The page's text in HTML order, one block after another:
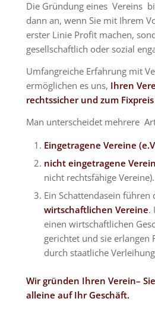
Die Gründung eines Vereins
dann an, wenn Sie mit Ihrem
erster Linie Profit machen,
gesellschaftlich oder sozial
Umfangreiche Erfahrung mit
ermöglichen es uns, Ihren
rechtssicher und zum
Man unterscheidet mehrere
Eingetragene Vereine
nicht eingetragene
nicht rechtsfähige Vereine).
Ein Schattendasein führen
wirtschaftlichen Vereine.
einen wirtschaftlichen
gerichtet und sie erlangen
durch staatliche
Wir gründen Ihren Verein–
alleine auf Ihr Geschäft.